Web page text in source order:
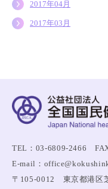
2017年04月
2017年03月
TEL：03-6809-2466
E-mail：
〒105-0012 東京都港区